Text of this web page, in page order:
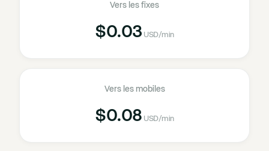
Vers les fixes
$0.03 USD/min
Vers les mobiles
$0.08 USD/min